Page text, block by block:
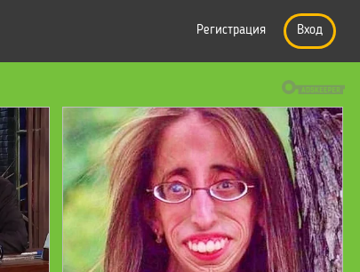
Регистрация Вход